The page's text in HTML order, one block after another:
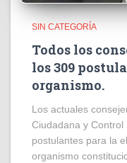
SIN CATEGORÍA
Todos los
los 309
organismo.
Los actuales
Ciudadana y
postulantes para la
organismo